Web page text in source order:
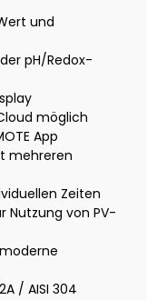
und
pH/Redox-
möglich
App
mehreren
Zeiten
Nutzung von PV-
/ AISI 304